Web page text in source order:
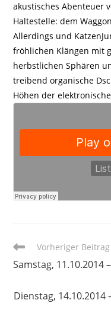
akustisches Abenteuer
Haltestelle: dem
Allerdings und
fröhlichen Klängen mit
herbstlichen Sphären
treibend organische
Höhen der
Weitere
ansehen
Vorheriger Beitrag
Samstag, 11.10.2014
Dienstag, 14.10.2014